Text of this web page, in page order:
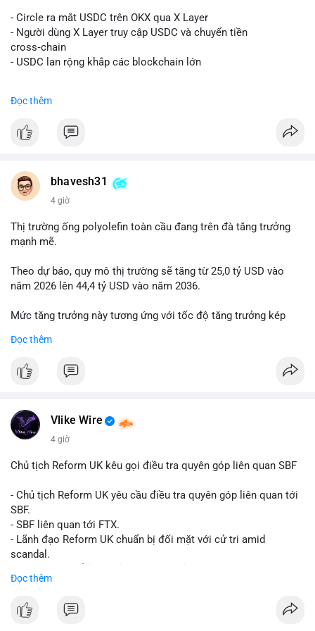
📰 Nguồn: Decrypt
- Circle ra mắt USDC trên OKX qua X Layer
- Người dùng X Layer truy cập USDC và chuyển tiền
cross‑chain
- USDC lan rộng khắp các blockchain lớn
📰 Nguồn: Cointelegraph
Đọc thêm
bhavesh31
4 giờ
Thị trường ống polyolefin toàn cầu đang trên đà tăng trưởng
mạnh mẽ.
Theo dự báo, quy mô thị trường sẽ tăng từ 25,0 tỷ USD vào
năm 2026 lên 44,4 tỷ USD vào năm 2036.
Mức tăng trưởng này tương ứng với tốc độ tăng trưởng kép
nhà đầu tư trong ngành vật liệu xây dựng và hạ tầng.
nhựa polyolefin trong tương lai?
Đọc thêm
Vlike Wire
4 giờ
Chủ tịch Reform UK kêu gọi điều tra quyên góp liên quan SBF
- Chủ tịch Reform UK yêu cầu điều tra quyên góp liên quan tới
SBF.
- SBF liên quan tới FTX.
- Lãnh đạo Reform UK chuẩn bị đối mặt với cử tri amid
scandal.
- Không có thông tin tác động thị trường ngay lập tức.
Đọc thêm